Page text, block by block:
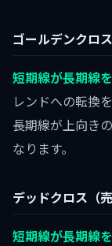
ゴールデンクロ
短期線が長期線
レンドへの転換
長期線が上向き
なります。
デッドクロス（
短期線が長期線